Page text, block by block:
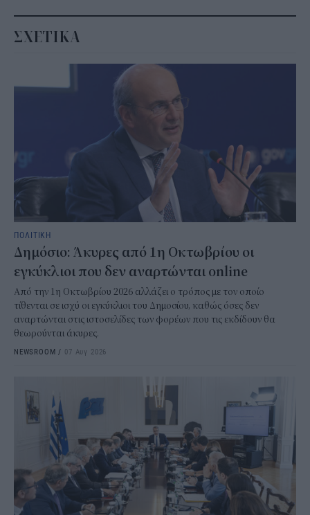
ΣΧΕΤΙΚΑ
ΠΟΛΙΤΙΚΗ
Δημόσιο: Άκυρες από 1η Οκτωβρίου οι
εγκύκλιοι που δεν αναρτώνται online
Από την 1η Οκτωβρίου 2026 αλλάζει ο τρόπος με τον οποίο
τίθενται σε ισχύ οι εγκύκλιοι του Δημοσίου, καθώς όσες δεν
αναρτώνται στις ιστοσελίδες των φορέων που τις εκδίδουν θα
θεωρούνται άκυρες.
NEWSROOM / 07 Αυγ 2026